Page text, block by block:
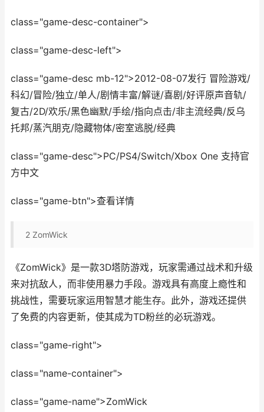
class="game-desc-container">
class="game-desc-left">
class="game-desc mb-12">2012-08-07发行 冒险游戏/
科幻/冒险/独立/单人/剧情丰富/解谜/喜剧/好评原声音轨/
复古/2D/欢乐/黑色幽默/手绘/指向点击/非主流经典/反乌
托邦/蒸汽朋克/隐藏物体/密室逃脱/经典
class="game-desc">PC/PS4/Switch/Xbox One 支持官
方中文
class="game-btn">查看详情
2 ZomWick
《ZomWick》是一款3D塔防游戏，玩家需通过战术和升级
来对抗敌人，而非使用暴力手段。游戏具有高度上瘾性和
挑战性，需要玩家运用智慧才能生存。此外，游戏还提供
了免费的内容更新，使其成为TD粉丝的必玩游戏。
class="game-right">
class="name-container">
class="game-name">ZomWick